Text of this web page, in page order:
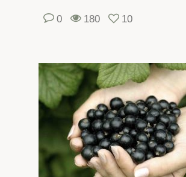
0 180 10